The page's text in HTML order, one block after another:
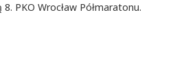
PKO Wrocław Półmaratonu.